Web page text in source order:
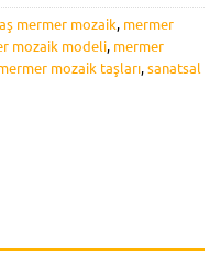
mermer mozaik, mermer
mozaik modeli, mermer
mozaik taşları,sanatsal